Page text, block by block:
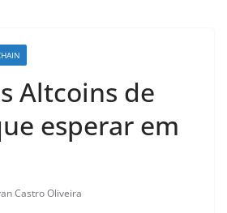
Altcoins de
esperar em
Castro Oliveira